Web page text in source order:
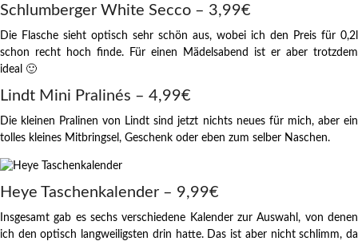
Schlumberger White Secco – 3,99€
Die Flasche sieht optisch sehr schön aus, wobei ich den Preis für 0,2l
schon recht hoch finde. Für einen Mädelsabend ist er aber trotzdem
ideal 🙂
Lindt Mini Pralinés – 4,99€
Die kleinen Pralinen von Lindt sind jetzt nichts neues für mich, aber ein
tolles kleines Mitbringsel, Geschenk oder eben zum selber Naschen.
Heye Taschenkalender – 9,99€
Insgesamt gab es sechs verschiedene Kalender zur Auswahl, von denen
ich den optisch langweiligsten drin hatte. Das ist aber nicht schlimm, da